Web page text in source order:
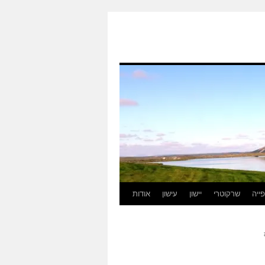
אודות עישון יישון שרקוטרי